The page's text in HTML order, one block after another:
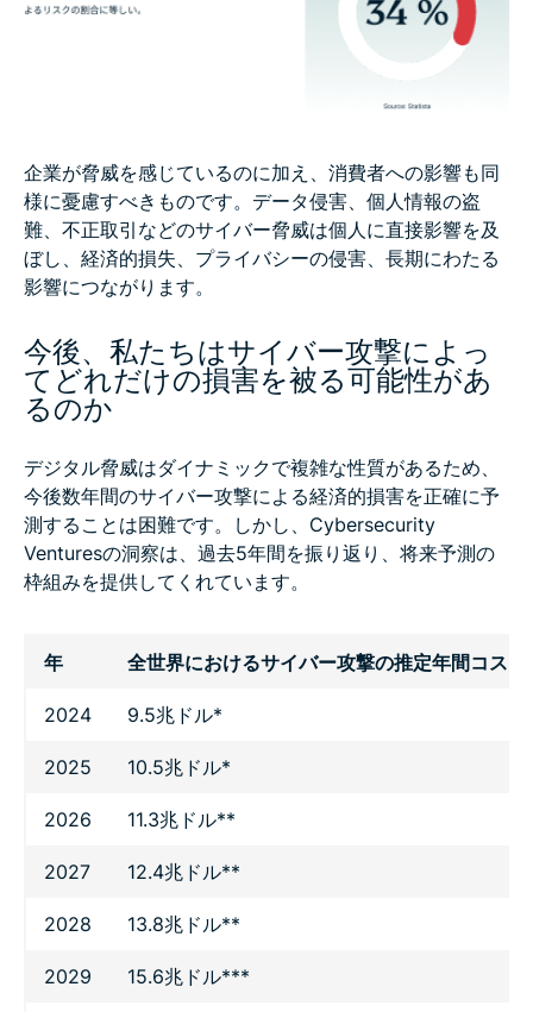
企業が脅威を感じているのに加え、消費者への影響も同
様に憂慮すべきものです。データ侵害、個人情報の盗
難、不正取引などのサイバー脅威は個人に直接影響を及
ぼし、経済的損失、プライバシーの侵害、長期にわたる
影響につながります。
今後、私たちはサイバー攻撃によっ
てどれだけの損害を被る可能性があ
るのか
デジタル脅威はダイナミックで複雑な性質があるため、
今後数年間のサイバー攻撃による経済的損害を正確に予
測することは困難です。しかし、Cybersecurity
Venturesの洞察は、過去5年間を振り返り、将来予測の
枠組みを提供してくれています。
年 全世界におけるサイバー攻撃の推定年間コスト
2024 9.5兆ドル*
2025 10.5兆ドル*
2026 11.3兆ドル**
2027 12.4兆ドル**
2028 13.8兆ドル**
2029 15.6兆ドル***